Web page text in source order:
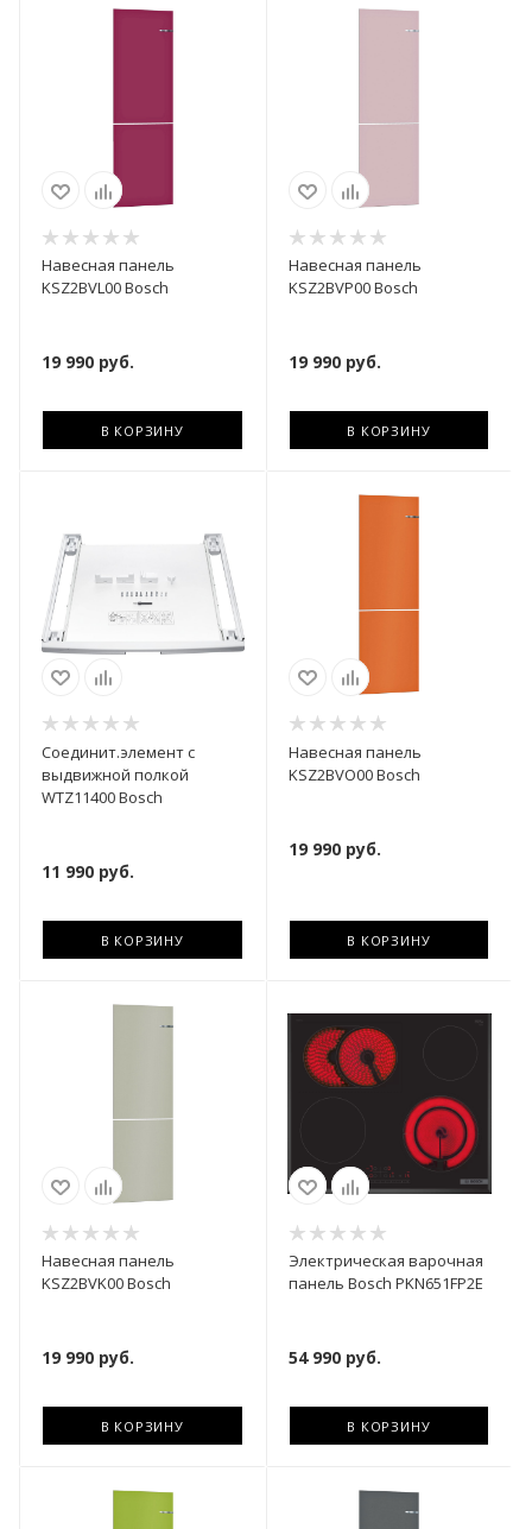
Навесная панель
KSZ2BVL00 Bosch
19 990 руб.
В КОРЗИНУ
Навесная панель
KSZ2BVP00 Bosch
19 990руб.
В КОРЗИНУ
Соединит.элемент с
выдвижной полкой
WTZ11400 Bosch
11 990 руб.
В КОРЗИНУ
Навесная панель
KSZ2BVO00 Bosch
19 990руб.
В КОРЗИНУ
Навесная панель
KSZ2BVK00 Bosch
19 990 руб.
В КОРЗИНУ
Электрическая варочная
панель Bosch PKN651FP2E
54 990руб.
В КОРЗИНУ